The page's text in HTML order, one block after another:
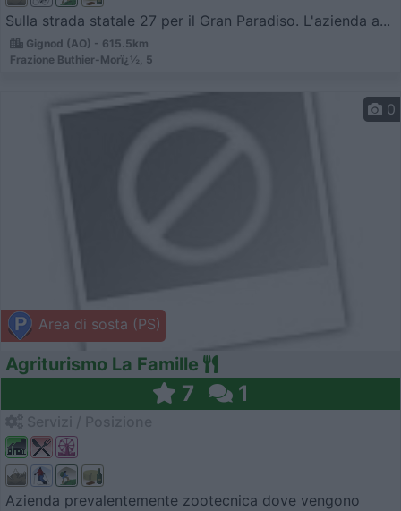
Sulla strada statale 27 per il Gran Paradiso. L'azienda a...
Gignod (AO) - 615.5km
Frazione Buthier-Morï¿½, 5
Area di sosta (PS)
0
Agriturismo La Famille
7 1
Azienda prevalentemente zootecnica dove vengono